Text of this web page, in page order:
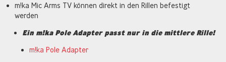
m!ka Mic Arms TV können direkt in den Rillen befestigt
werden
Ein m!ka Pole Adapter passt nur in die mittlere Rille!
m!ka Pole Adapter